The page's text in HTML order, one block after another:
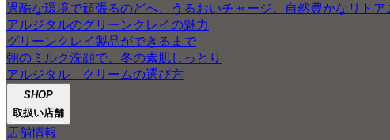
過酷な環境で頑張るのどへ、うるおいチャージ。自然豊かなリトア
アルジタルのグリーンクレイの魅力
グリーンクレイ製品ができるまで
朝のミルク洗顔で、冬の素肌しっとり
アルジタル クリームの選び方
SHOP
取扱い店舗
店舗情報